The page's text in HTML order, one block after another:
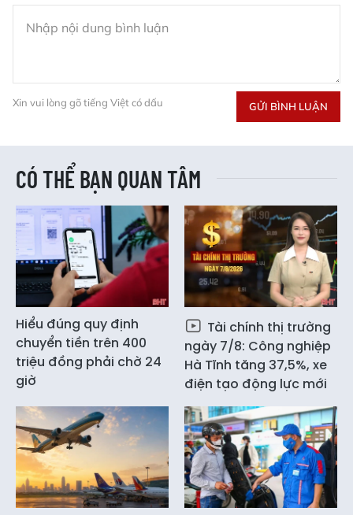
Xin vui lòng gõ tiếng Việt có dấu GỬI BÌNH LUẬN
CÓ THỂ BẠN QUAN TÂM
Hiểu đúng quy định
chuyển tiền trên 400
triệu đồng phải chờ 24
giờ
Tài chính thị trường
ngày 7/8: Công nghiệp
Hà Tĩnh tăng 37,5%, xe
điện tạo động lực mới